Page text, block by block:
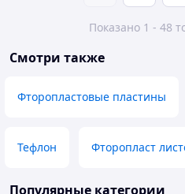
Показано 1 - 48
Смотри также
Фторопластовые пластины
Тефлон Фторопласт
Популярные категории